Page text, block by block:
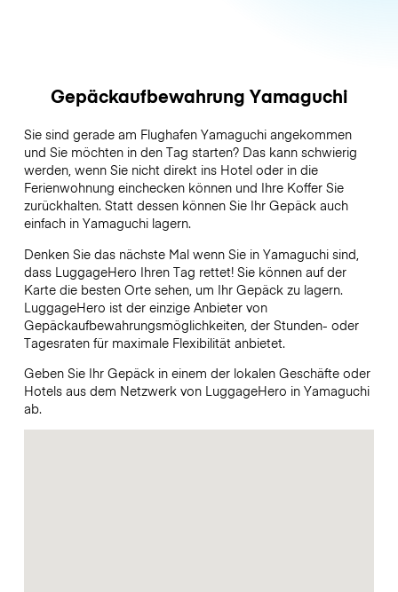
Gepäckaufbewahrung Yamaguchi
Sie sind gerade am Flughafen Yamaguchi angekommen
und Sie möchten in den Tag starten? Das kann schwierig
werden, wenn Sie nicht direkt ins Hotel oder in die
Ferienwohnung einchecken können und Ihre Koffer Sie
zurückhalten. Statt dessen können Sie Ihr Gepäck auch
einfach in Yamaguchi lagern.
Denken Sie das nächste Mal wenn Sie in Yamaguchi sind,
dass LuggageHero Ihren Tag rettet! Sie können auf der
Karte die besten Orte sehen, um Ihr Gepäck zu lagern.
LuggageHero ist der einzige Anbieter von
Gepäckaufbewahrungsmöglichkeiten, der Stunden- oder
Tagesraten für maximale Flexibilität anbietet.
Geben Sie Ihr Gepäck in einem der lokalen Geschäfte oder
Hotels aus dem Netzwerk von LuggageHero in Yamaguchi
ab.